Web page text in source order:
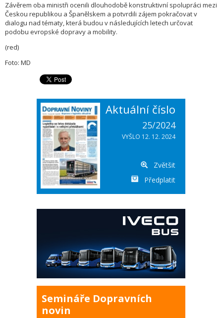
Závěrem oba ministři ocenili dlouhodobě konstruktivní spolupráci mezi
Českou republikou a Španělskem a potvrdili zájem pokračovat v
dialogu nad tématy, která budou v následujících letech určovat
podobu evropské dopravy a mobility.
(red)
Foto: MD
Aktuální číslo
25/2024
VYŠLO 12. 12. 2024
Zvětšit
Předplatit
Semináře Dopravních
novin